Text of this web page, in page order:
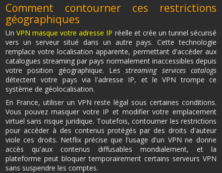
Comment contourner ces restrictions
géographiques
UnVPN masque votre adresse IP réelle et crée un tunnel sécurisé
vers un serveur situé dans un autre pays. Cette technologie
remplace votre localisation apparente, permettant d'accéder aux
catalogues streaming par pays normalement inaccessibles depuis
votre position géographique. Lesstreaming services catalogs
détectent votre pays via l'adresse IP, et le VPN trompe ce
système de géolocalisation.
En France, utiliser un VPN reste légal sous certaines conditions.
Vous pouvez masquer votre IP et modifier votre emplacement
virtuel sans risque juridique. Toutefois, contourner les restrictions
pour accéder à des contenus protégés par des droits d'auteur
viole ces droits. Netflix précise que l'usage d'un VPN ne donne
accès qu'aux contenus diffusables mondialement, et la
plateforme peut bloquer temporairement certains serveurs VPN
sans suspendre les comptes.